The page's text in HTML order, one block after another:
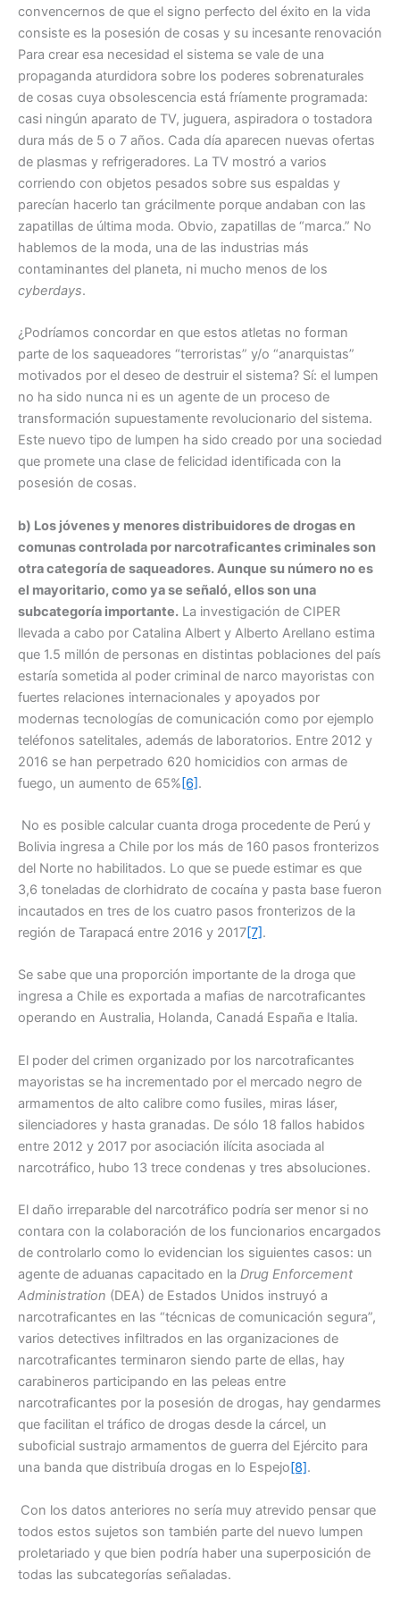
convencernos de que el signo perfecto del éxito en la vida
consiste es la posesión de cosas y su incesante renovación
Para crear esa necesidad el sistema se vale de una
propaganda aturdidora sobre los poderes sobrenaturales
de cosas cuya obsolescencia está fríamente programada:
casi ningún aparato de TV, juguera, aspiradora o tostadora
dura más de 5 o 7 años. Cada día aparecen nuevas ofertas
de plasmas y refrigeradores. La TV mostró a varios
corriendo con objetos pesados sobre sus espaldas y
parecían hacerlo tan grácilmente porque andaban con las
zapatillas de última moda. Obvio, zapatillas de “marca.” No
hablemos de la moda, una de las industrias más
contaminantes del planeta, ni mucho menos de los
cyberdays.
¿Podríamos concordar en que estos atletas no forman
parte de los saqueadores “terroristas” y/o “anarquistas”
motivados por el deseo de destruir el sistema? Sí: el lumpen
no ha sido nunca ni es un agente de un proceso de
transformación supuestamente revolucionario del sistema.
Este nuevo tipo de lumpen ha sido creado por una sociedad
que promete una clase de felicidad identificada con la
posesión de cosas.
b) Los jóvenes y menores distribuidores de drogas en
comunas controlada por narcotraficantes criminales son
otra categoría de saqueadores. Aunque su número no es
el mayoritario, como ya se señaló, ellos son una
subcategoría importante. La investigación de CIPER
llevada a cabo por Catalina Albert y Alberto Arellano estima
que 1.5 millón de personas en distintas poblaciones del país
estaría sometida al poder criminal de narco mayoristas con
fuertes relaciones internacionales y apoyados por
modernas tecnologías de comunicación como por ejemplo
teléfonos satelitales, además de laboratorios. Entre 2012 y
2016 se han perpetrado 620 homicidios con armas de
fuego, un aumento de 65% [6].
No es posible calcular cuanta droga procedente de Perú y
Bolivia ingresa a Chile por los más de 160 pasos fronterizos
del Norte no habilitados. Lo que se puede estimar es que
3,6 toneladas de clorhidrato de cocaína y pasta base fueron
incautados en tres de los cuatro pasos fronterizos de la
región de Tarapacá entre 2016 y 2017[7].
Se sabe que una proporción importante de la droga que
ingresa a Chile es exportada a mafias de narcotraficantes
operando en Australia, Holanda, Canadá España e Italia.
El poder del crimen organizado por los narcotraficantes
mayoristas se ha incrementado por el mercado negro de
armamentos de alto calibre como fusiles, miras láser,
silenciadores y hasta granadas. De sólo 18 fallos habidos
entre 2012 y 2017 por asociación ilícita asociada al
narcotráfico, hubo 13 trece condenas y tres absoluciones.
El daño irreparable del narcotráfico podría ser menor si no
contara con la colaboración de los funcionarios encargados
de controlarlo como lo evidencian los siguientes casos: un
agente de aduanas capacitado en la Drug Enforcement
Administration (DEA) de Estados Unidos instruyó a
narcotraficantes en las “técnicas de comunicación segura”,
varios detectives infiltrados en las organizaciones de
narcotraficantes terminaron siendo parte de ellas, hay
carabineros participando en las peleas entre
narcotraficantes por la posesión de drogas, hay gendarmes
que facilitan el tráfico de drogas desde la cárcel, un
suboficial sustrajo armamentos de guerra del Ejército para
una banda que distribuía drogas en lo Espejo[8].
Con los datos anteriores no sería muy atrevido pensar que
todos estos sujetos son también parte del nuevo lumpen
proletariado y que bien podría haber una superposición de
todas las subcategorías señaladas.